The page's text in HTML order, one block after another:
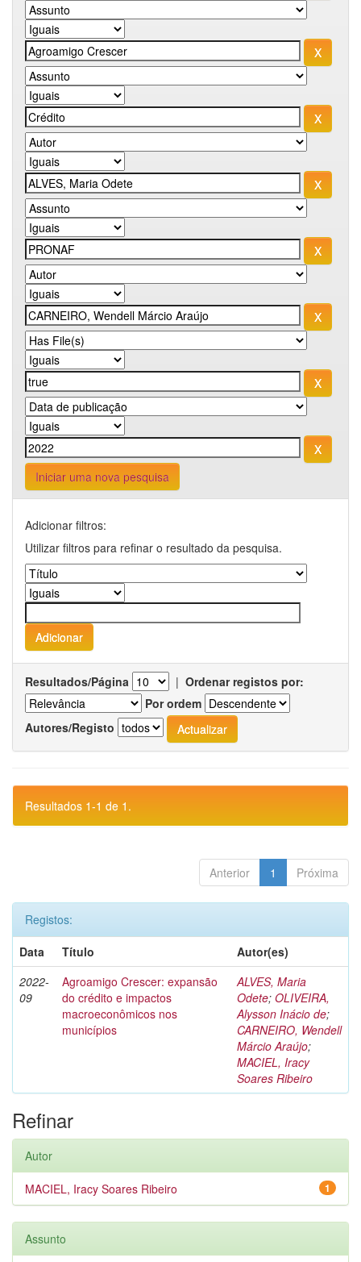
Iniciar uma nova pesquisa
Adicionar filtros:
Utilizar filtros para refinar o resultado da pesquisa.
Resultados/Página | Ordenar registos por:
Por ordem
Autores/Registo
Resultados 1-1 de 1.
Anterior 1 Próxima
Registos:
Data
Título
Autor(es)
2022-
09
Agroamigo Crescer: expansão
do crédito e impactos
macroeconômicos nos
municípios
ALVES, Maria
Odete; OLIVEIRA,
Alysson Inácio de;
CARNEIRO, Wendell
Márcio Araújo;
MACIEL, Iracy
Soares Ribeiro
Refinar
Autor
1
MACIEL, Iracy Soares Ribeiro
Assunto